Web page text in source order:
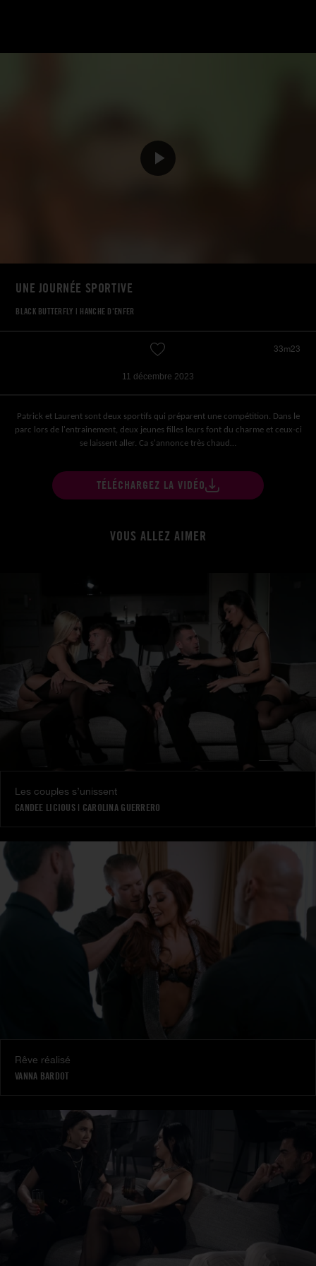
UNE JOURNÉE SPORTIVE
BLACK BUTTERFLY | HANCHE D'ENFER
33m23
11 décembre 2023
Patrick et Laurent sont deux sportifs qui préparent une compétition. Dans le
parc lors de l'entrainement, deux jeunes filles leurs font du charme et ceux-ci
se laissent aller. Ca s'annonce très chaud…
TÉLÉCHARGEZ LA VIDÉO
VOUS ALLEZ AIMER
Les couples s’unissent
CANDEE LICIOUS| CAROLINA GUERRERO
Rêve réalisé
VANNA BARDOT